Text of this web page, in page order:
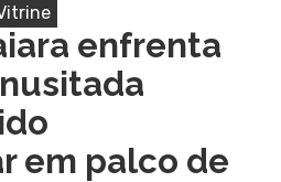
enfrenta
em palco de